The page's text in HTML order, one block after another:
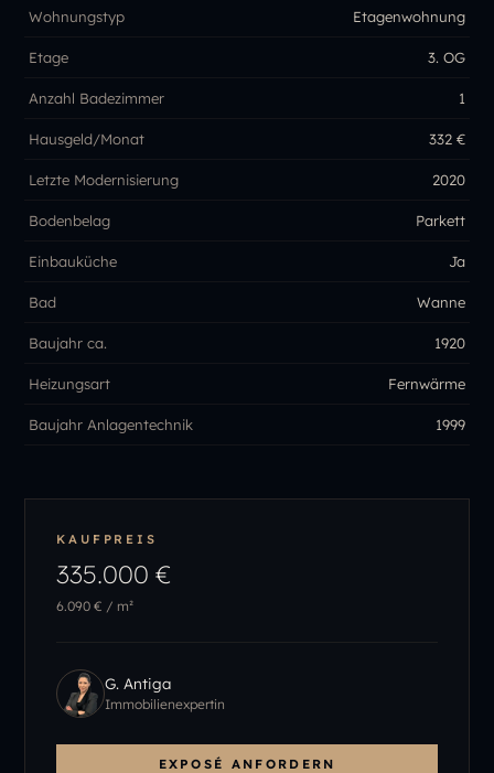
Wohnungstyp Etagenwohnung
Etage 3. OG
Anzahl Badezimmer 1
Hausgeld/Monat 332 €
Letzte Modernisierung 2020
Bodenbelag Parkett
Einbauküche Ja
Bad Wanne
Baujahr ca. 1920
Heizungsart Fernwärme
Baujahr Anlagentechnik 1999
KAUFPREIS
335.000 €
6.090 € / m²
G. Antiga
Immobilienexpertin
EXPOSÉ ANFORDERN